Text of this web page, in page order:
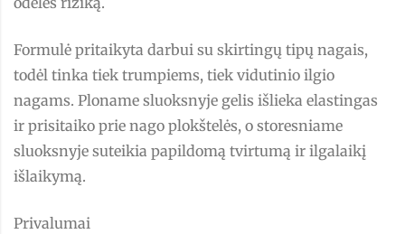
Formulė pritaikyta darbui su skirtingų tipų nagais,
todėl tinka tiek trumpiems, tiek vidutinio ilgio
nagams. Ploname sluoksnyje gelis išlieka elastingas
ir prisitaiko prie nago plokštelės, o storesniame
sluoksnyje suteikia papildomą tvirtumą ir ilgalaikį
išlaikymą.
Privalumai